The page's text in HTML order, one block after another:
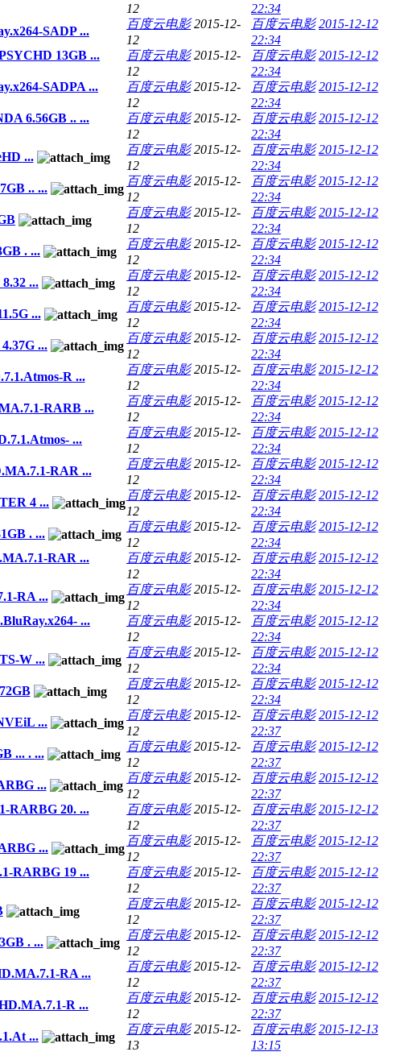
12
22:34
SADP ...
百度云电影 2015-12-
12
百度云电影 2015-12-12
22:34
13GB ...
百度云电影 2015-12-
12
百度云电影 2015-12-12
22:34
SADPA ...
百度云电影 2015-12-
12
百度云电影 2015-12-12
22:34
6.56GB .. ...
百度云电影 2015-12-
12
百度云电影 2015-12-12
22:34
...
百度云电影 2015-12-
12
百度云电影 2015-12-12
22:34
.. ...
百度云电影 2015-12-
12
百度云电影 2015-12-12
22:34
百度云电影 2015-12-
12
百度云电影 2015-12-12
22:34
. ...
百度云电影 2015-12-
12
百度云电影 2015-12-12
22:34
...
百度云电影 2015-12-
12
百度云电影 2015-12-12
22:34
...
百度云电影 2015-12-
12
百度云电影 2015-12-12
22:34
...
百度云电影 2015-12-
12
百度云电影 2015-12-12
22:34
R ...
百度云电影 2015-12-
12
百度云电影 2015-12-12
22:34
RARB ...
百度云电影 2015-12-
12
百度云电影 2015-12-12
22:34
...
百度云电影 2015-12-
12
百度云电影 2015-12-12
22:34
RAR ...
百度云电影 2015-12-
12
百度云电影 2015-12-12
22:34
4 ...
百度云电影 2015-12-
12
百度云电影 2015-12-12
22:34
. ...
百度云电影 2015-12-
12
百度云电影 2015-12-12
22:34
RAR ...
百度云电影 2015-12-
12
百度云电影 2015-12-12
22:34
RA ...
百度云电影 2015-12-
12
百度云电影 2015-12-12
22:34
...
百度云电影 2015-12-
12
百度云电影 2015-12-12
22:34
W ...
百度云电影 2015-12-
12
百度云电影 2015-12-12
22:34
百度云电影 2015-12-
12
百度云电影 2015-12-12
22:34
...
百度云电影 2015-12-
12
百度云电影 2015-12-12
22:37
... . ...
百度云电影 2015-12-
12
百度云电影 2015-12-12
22:37
...
百度云电影 2015-12-
12
百度云电影 2015-12-12
22:37
RARBG 20. ...
百度云电影 2015-12-
12
百度云电影 2015-12-12
22:37
...
百度云电影 2015-12-
12
百度云电影 2015-12-12
22:37
RARBG 19 ...
百度云电影 2015-12-
12
百度云电影 2015-12-12
22:37
百度云电影 2015-12-
12
百度云电影 2015-12-12
22:37
. ...
百度云电影 2015-12-
12
百度云电影 2015-12-12
22:37
RA ...
百度云电影 2015-12-
12
百度云电影 2015-12-12
22:37
R ...
百度云电影 2015-12-
12
百度云电影 2015-12-12
22:37
...
百度云电影 2015-12-
13
百度云电影 2015-12-13
13:15